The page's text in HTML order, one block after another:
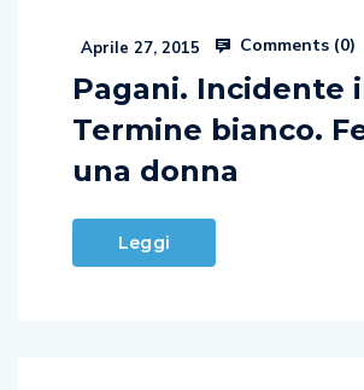
Aprile 27, 2015 Comments (0)
Pagani. Incidente
Termine bianco.
una donna
Leggi